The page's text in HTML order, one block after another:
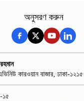
অনুসরণ করুন
কারওয়ান বাজার, ঢাকা-১২১৫
১৫